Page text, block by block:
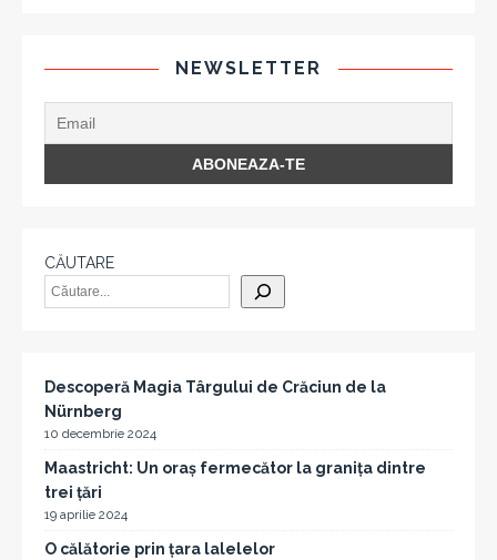
NEWSLETTER
CĂUTARE
Descoperă Magia Târgului de Crăciun de la
Nürnberg
10 decembrie 2024
Maastricht: Un oraș fermecător la granița dintre
trei țări
19 aprilie 2024
O călătorie prin țara lalelelor